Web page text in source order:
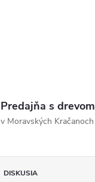
Predajňa s drevom
v Moravských Kračanoch
DISKUSIA